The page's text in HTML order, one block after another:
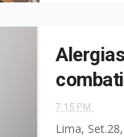
7:15 P.M.
Lima,